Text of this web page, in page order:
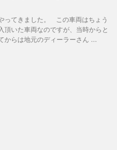
ってきました。 この車両はちょう
頂いた車両なのですが、当時からと
からは地元のディーラーさん ...